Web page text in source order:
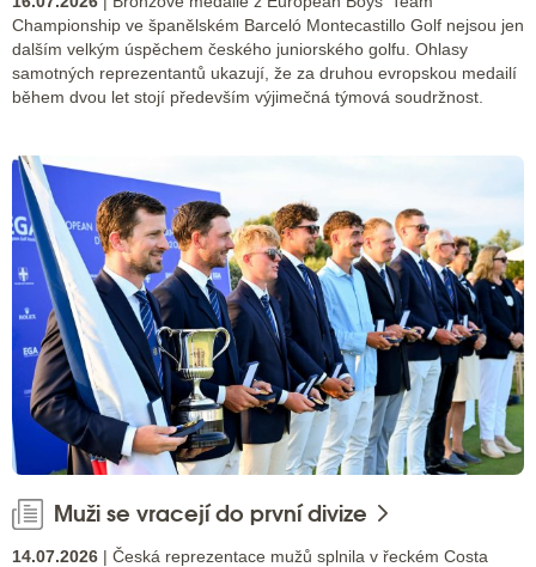
Championship ve španělském Barceló Montecastillo Golf nejsou jen
dalším velkým úspěchem českého juniorského golfu. Ohlasy
samotných reprezentantů ukazují, že za druhou evropskou medailí
během dvou let stojí především výjimečná týmová soudržnost.
Muži se vracejí do první divize
14.07.2026 | Česká reprezentace mužů splnila v řeckém Costa